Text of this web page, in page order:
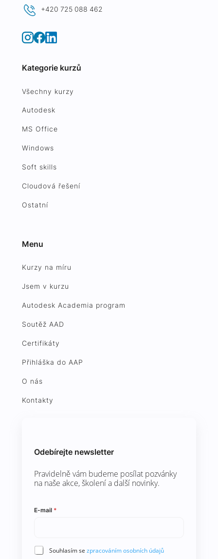
+420 725 088 462
Kategorie kurzů
Všechny kurzy
Autodesk
MS Office
Windows
Soft skills
Cloudová řešení
Ostatní
Menu
Kurzy na míru
Jsem v kurzu
Autodesk Academia program
Soutěž AAD
Certifikáty
Přihláška do AAP
O nás
Kontakty
Odebírejte newsletter
Pravidelně vám budeme posílat pozvánky
na naše akce, školení a další novinky.
E-mail *
D
Souhlasím sezpracováním osobních údajů